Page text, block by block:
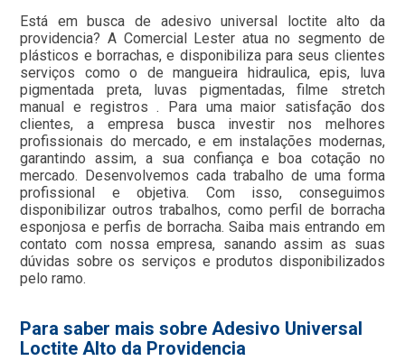
Está em busca de adesivo universal loctite alto da
providencia? A Comercial Lester atua no segmento de
plásticos e borrachas, e disponibiliza para seus clientes
serviços como o de mangueira hidraulica, epis, luva
pigmentada preta, luvas pigmentadas, filme stretch
manual e registros . Para uma maior satisfação dos
clientes, a empresa busca investir nos melhores
profissionais do mercado, e em instalações modernas,
garantindo assim, a sua confiança e boa cotação no
mercado. Desenvolvemos cada trabalho de uma forma
profissional e objetiva. Com isso, conseguimos
disponibilizar outros trabalhos, como perfil de borracha
esponjosa e perfis de borracha. Saiba mais entrando em
contato com nossa empresa, sanando assim as suas
dúvidas sobre os serviços e produtos disponibilizados
pelo ramo.
Para saber mais sobre Adesivo Universal
Loctite Alto da Providencia